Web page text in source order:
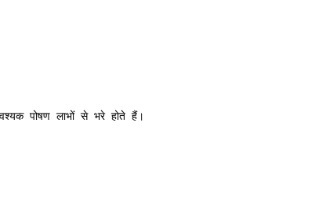
पोषण लाभों से भरे होते हैं।